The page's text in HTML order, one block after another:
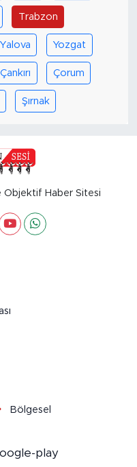
Trabzon
Yalova Yozgat
Çankırı Çorum
Şırnak
Objektif Haber Sitesi
Bölgesel